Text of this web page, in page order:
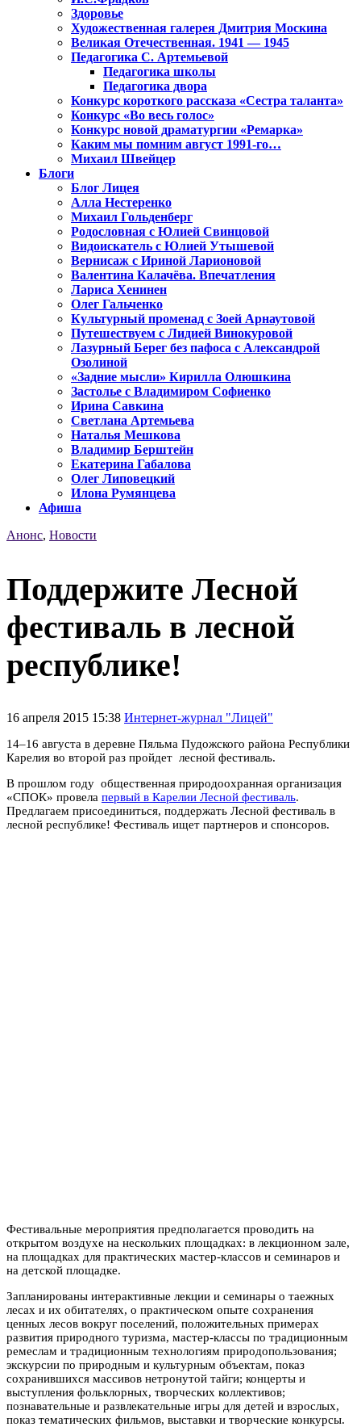
Здоровье
Художественная галерея Дмитрия Москина
Великая Отечественная. 1941 — 1945
Педагогика С. Артемьевой
Педагогика школы
Педагогика двора
Конкурс короткого рассказа «Сестра таланта»
Конкурс «Во весь голос»
Конкурс новой драматургии «Ремарка»
Каким мы помним август 1991-го…
Михаил Швейцер
Блоги
Блог Лицея
Алла Нестеренко
Михаил Гольденберг
Родословная с Юлией Свинцовой
Видоискатель с Юлией Утышевой
Вернисаж с Ириной Ларионовой
Валентина Калачёва. Впечатления
Лариса Хенинен
Олег Гальченко
Культурный променад с Зоей Арнаутовой
Путешествуем с Лидией Винокуровой
Лазурный Берег без пафоса с Александрой
Озолиной
«Задние мысли» Кирилла Олюшкина
Застолье с Владимиром Софиенко
Ирина Савкина
Светлана Артемьева
Наталья Мешкова
Владимир Берштейн
Екатерина Габалова
Олег Липовецкий
Илона Румянцева
Афиша
Анонс, Новости
Поддержите Лесной
фестиваль в лесной
республике!
16 апреля 2015 15:38 Интернет-журнал "Лицей"
14–16 августа в деревне Пяльма Пудожского района Республики
Карелия во второй раз пройдет лесной фестиваль.
В прошлом году общественная природоохранная организация
«СПОК» провела первый в Карелии Лесной фестиваль.
Предлагаем присоединиться, поддержать Лесной фестиваль в
лесной республике! Фестиваль ищет партнеров и спонсоров.
Фестивальные мероприятия предполагается проводить на
открытом воздухе на нескольких площадках: в лекционном зале,
на площадках для практических мастер-классов и семинаров и
на детской площадке.
Запланированы интерактивные лекции и семинары о таежных
лесах и их обитателях, о практическом опыте сохранения
ценных лесов вокруг поселений, положительных примерах
развития природного туризма, мастер-классы по традиционным
ремеслам и традиционным технологиям природопользования;
экскурсии по природным и культурным объектам, показ
сохранившихся массивов нетронутой тайги; концерты и
выступления фольклорных, творческих коллективов;
познавательные и развлекательные игры для детей и взрослых,
показ тематических фильмов, выставки и творческие конкурсы.